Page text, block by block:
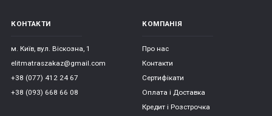
КОНТАКТИ
м. Київ, вул. Віскозна, 1
elitmatraszakaz@gmail.com
+38 (077) 412 24 67
+38 (093) 668 66 08
КОМПАНІЯ
Про нас
Контакти
Сертифікати
Оплата і Доставка
Кредит і Розстрочка